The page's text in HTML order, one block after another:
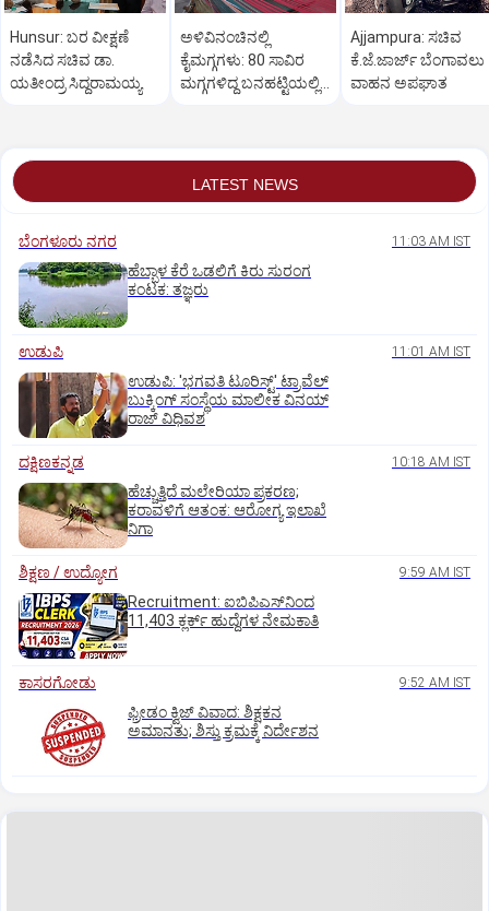
Hunsur: ಬರ ವೀಕ್ಷಣೆ
ನಡೆಸಿದ ಸಚಿವ ಡಾ.
ಯತೀಂದ್ರ ಸಿದ್ದರಾಮಯ್ಯ
ಅಳಿವಿನಂಚಿನಲ್ಲಿ
ಕೈಮಗ್ಗಗಳು: 80 ಸಾವಿರ
ಮಗ್ಗಗಳಿದ್ದ ಬನಹಟ್ಟಿಯಲ್ಲಿ
Ajjampura: ಸಚಿವ
ಕೆ.ಜೆ.ಜಾರ್ಜ್ ಬೆಂಗಾವಲು
ವಾಹನ ಅಪಘಾತ
LATEST NEWS
ಬೆಂಗಳೂರು ನಗರ 11:03 AM IST
ಹೆಬ್ಬಾಳ ಕೆರೆ ಒಡಲಿಗೆ ಕಿರು ಸುರಂಗ
ಕಂಟಕ: ತಜ್ಞರು
ಉಡುಪಿ 11:01 AM IST
ಉಡುಪಿ: 'ಭಗವತಿ ಟೂರಿಸ್ಟ್' ಟ್ರಾವೆಲ್
ಬುಕ್ಕಿಂಗ್ ಸಂಸ್ಥೆಯ ಮಾಲೀಕ ವಿನಯ್
ರಾಜ್ ವಿಧಿವಶ
ದಕ್ಷಿಣಕನ್ನಡ 10:18 AM IST
ಹೆಚ್ಚುತ್ತಿದೆ ಮಲೇರಿಯಾ ಪ್ರಕರಣ;
ಕರಾವಳಿಗೆ ಆತಂಕ: ಆರೋಗ್ಯ ಇಲಾಖೆ
ನಿಗಾ
ಶಿಕ್ಷಣ / ಉದ್ಯೋಗ 9:59 AM IST
Recruitment: ಐಬಿಪಿಎಸ್‌ನಿಂದ
11,403 ಕ್ಲರ್ಕ್‌ ಹುದ್ದೆಗಳ ನೇಮಕಾತಿ
ಕಾಸರಗೋಡು 9:52 AM IST
ಫ್ರೀಡಂ ಕ್ವಿಜ್‌ ವಿವಾದ: ಶಿಕ್ಷಕನ
ಅಮಾನತು; ಶಿಸ್ತು ಕ್ರಮಕ್ಕೆ ನಿರ್ದೇಶನ